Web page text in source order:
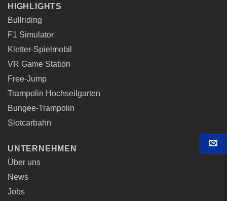
HIGHLIGHTS
Bullriding
F1 Simulator
Kletter-Spielmobil
VR Game Station
Free-Jump
Trampolin Hochseilgarten
Bungee-Trampolin
Slotcarbahn
UNTERNEHMEN
Über uns
News
Jobs